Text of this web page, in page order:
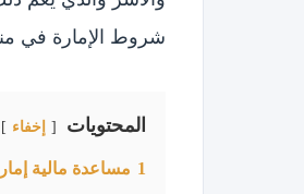
شروط الإمارة في
المحتويات إخفاء
1 مساعدة مالية